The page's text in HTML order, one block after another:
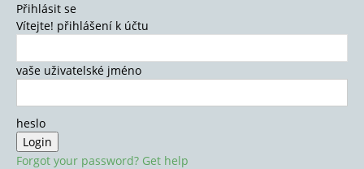
Přihlásit se
Vítejte! přihlášení k účtu
vaše uživatelské jméno
heslo
Forgot your password? Get help